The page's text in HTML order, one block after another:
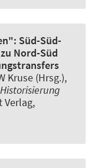
Süd-Süd-
Nord-Süd
Kruse (Hrsg.),
Verlag,